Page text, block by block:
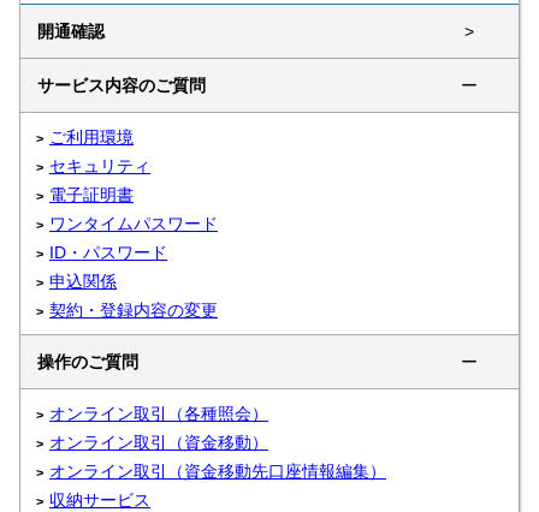
開通確認 >
サービス内容のご質問 ー
ご利用環境
セキュリティ
電子証明書
ワンタイムパスワード
ID・パスワード
申込関係
契約・登録内容の変更
操作のご質問 ー
オンライン取引（各種照会）
オンライン取引（資金移動）
オンライン取引（資金移動先口座情報編集）
収納サービス